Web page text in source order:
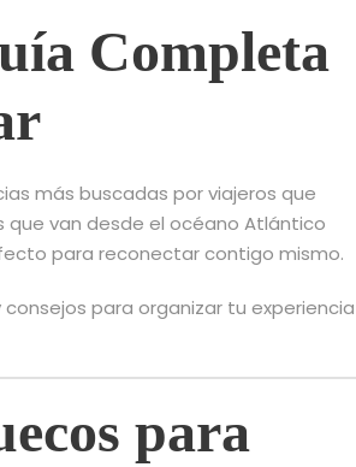
Completa
más buscadas por viajeros que
que van desde el océano Atlántico
para reconectar contigo mismo.
para organizar tu experiencia
para